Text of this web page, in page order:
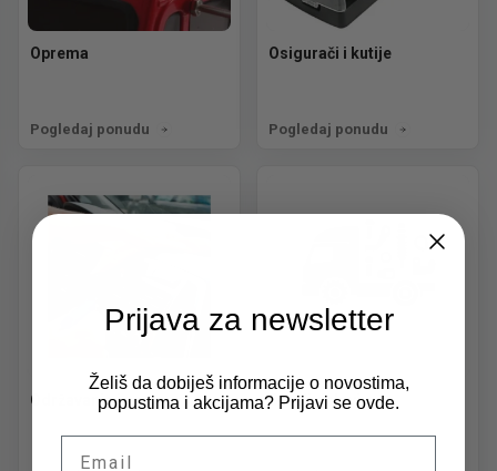
Oprema
Pogledaj ponudu
Osigurači i kutije
Pogledaj ponudu
Održavanje i nega Ostali delovi
Prijava za newsletter
Želiš da dobiješ informacije o novostima,
popustima i akcijama? Prijavi se ovde.